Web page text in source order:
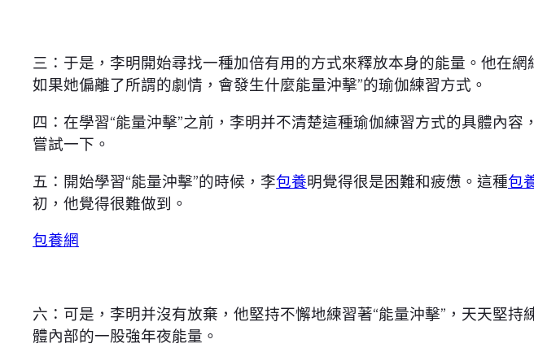
三：于是，李明開始尋找一種加倍有用的方式來釋放本身的能量。他在
如果她偏離了所謂的劇情，會發生什麼能量沖擊”的瑜伽練習方式。
四：在學習“能量沖擊”之前，李明并不清楚這種瑜伽練習方式的具體內
嘗試一下。
五：開始學習“能量沖擊”的時候，李包養明覺得很是困難和疲憊。這種包
初，他覺得很難做到。
包養網
六：可是，李明并沒有放棄，他堅持不懈地練習著“能量沖擊”，天天堅
體內部的一股強年夜能量。